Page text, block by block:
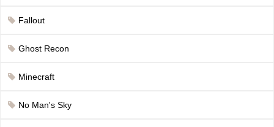
Fallout
Ghost Recon
Minecraft
No Man's Sky